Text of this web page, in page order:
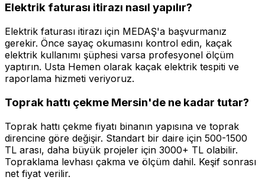
Elektrik faturası itirazı nasıl yapılır?
Elektrik faturası itirazı için MEDAŞ'a başvurmanız
gerekir. Önce sayaç okumasını kontrol edin, kaçak
elektrik kullanımı şüphesi varsa profesyonel ölçüm
yaptırın. Usta Hemen olarak kaçak elektrik tespiti ve
raporlama hizmeti veriyoruz.
Toprak hattı çekme Mersin'de ne kadar tutar?
Toprak hattı çekme fiyatı binanın yapısına ve toprak
direncine göre değişir. Standart bir daire için 500-1500
TL arası, daha büyük projeler için 3000+ TL olabilir.
Topraklama levhası çakma ve ölçüm dahil. Keşif sonrası
net fiyat verilir.